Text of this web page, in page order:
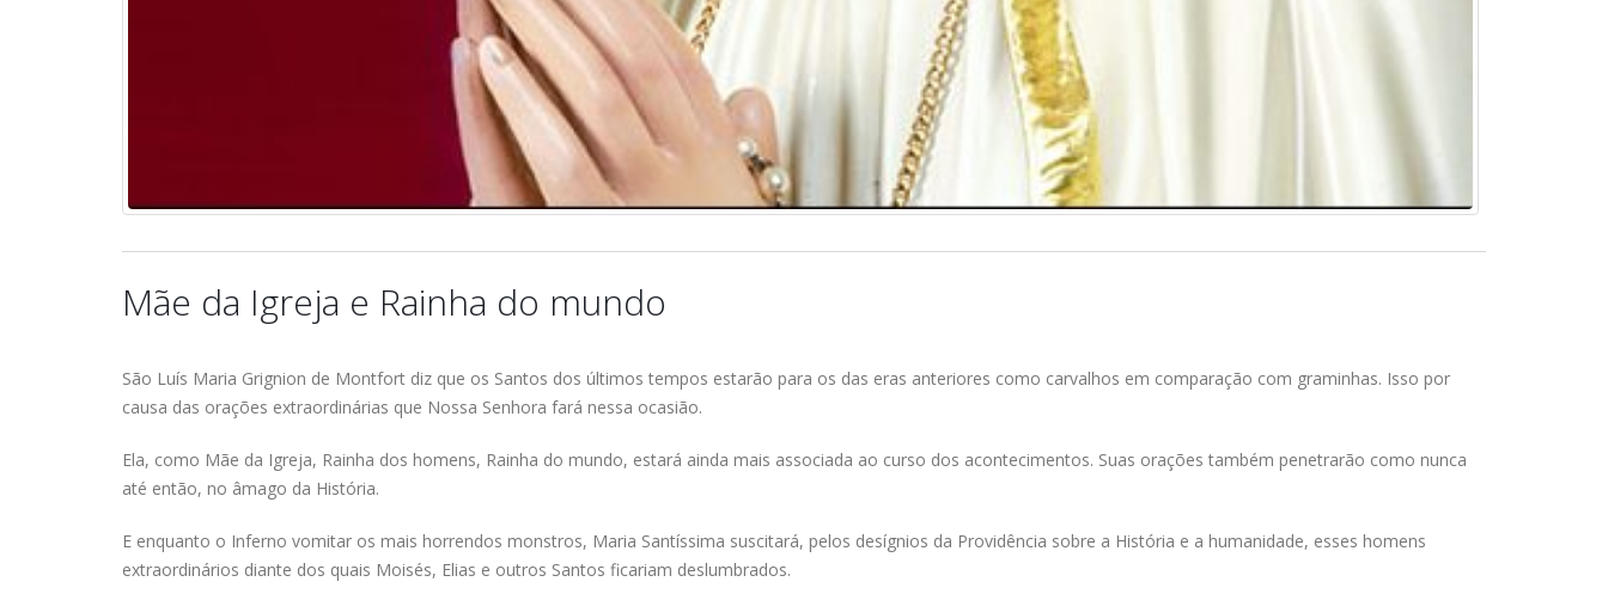
Mãe da Igreja e Rainha do mundo
São Luís Maria Grignion de Montfort diz que os Santos dos últimos tempos estarão para os das eras anteriores como carvalhos em comparação com graminhas. Isso por
causa das orações extraordinárias que Nossa Senhora fará nessa ocasião.
Ela, como Mãe da Igreja, Rainha dos homens, Rainha do mundo, estará ainda mais associada ao curso dos acontecimentos. Suas orações também penetrarão como nunca
até então, no âmago da História.
E enquanto o Inferno vomitar os mais horrendos monstros, Maria Santíssima suscitará, pelos desígnios da Providência sobre a História e a humanidade, esses homens
extraordinários diante dos quais Moisés, Elias e outros Santos ficariam deslumbrados.